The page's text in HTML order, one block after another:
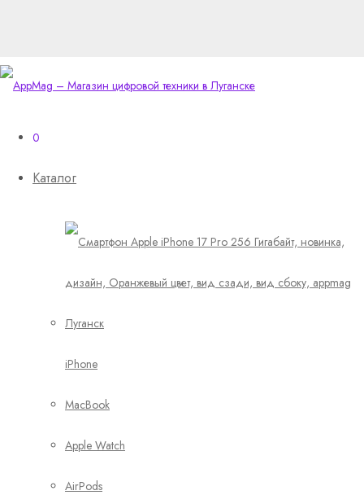
0
Каталог
iPhone
MacBook
Apple Watch
AirPods